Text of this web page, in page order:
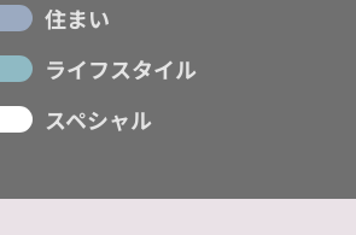
住まい
ライフスタイル
スペシャル